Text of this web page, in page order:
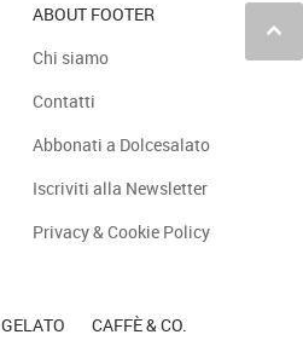
keyboard_arrow_up
ABOUT FOOTER
Chi siamo
Contatti
Abbonati a Dolcesalato
Iscriviti alla Newsletter
Privacy & Cookie Policy
GELATO CAFFÈ & CO.